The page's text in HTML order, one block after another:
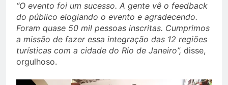
“O evento foi um sucesso. A gente vê o feedback
do público elogiando o evento e agradecendo.
Foram quase 50 mil pessoas inscritas. Cumprimos
a missão de fazer essa integração das 12 regiões
turísticas com a cidade do Rio de Janeiro”, disse,
orgulhoso.